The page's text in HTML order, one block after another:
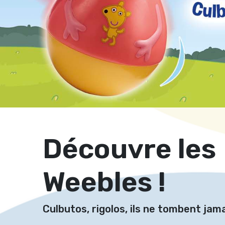
Découvre les
Weebles !
Culbutos, rigolos, ils ne tombent